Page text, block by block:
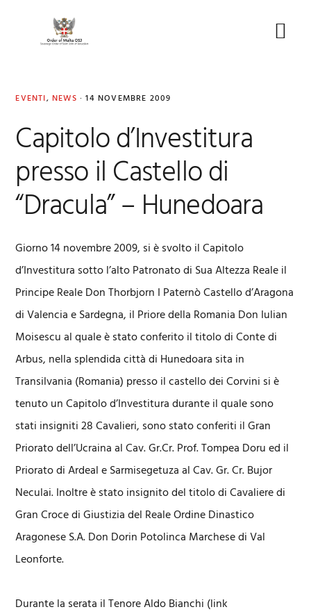
EVENTI, NEWS · 14 NOVEMBRE 2009
Capitolo d’Investitura
presso il Castello di
“Dracula” – Hunedoara
Giorno 14 novembre 2009, si è svolto il Capitolo
d’Investitura sotto l’alto Patronato di Sua Altezza Reale il
Principe Reale Don Thorbjorn I Paternò Castello d’Aragona
di Valencia e Sardegna, il Priore della Romania Don Iulian
Moisescu al quale è stato conferito il titolo di Conte di
Arbus, nella splendida città di Hunedoara sita in
Transilvania (Romania) presso il castello dei Corvini si è
tenuto un Capitolo d’Investitura durante il quale sono
stati insigniti 28 Cavalieri, sono stato conferiti il Gran
Priorato dell’Ucraina al Cav. Gr.Cr. Prof. Tompea Doru ed il
Priorato di Ardeal e Sarmisegetuza al Cav. Gr. Cr. Bujor
Neculai. Inoltre è stato insignito del titolo di Cavaliere di
Gran Croce di Giustizia del Reale Ordine Dinastico
Aragonese S.A. Don Dorin Potolinca Marchese di Val
Leonforte.
Durante la serata il Tenore Aldo Bianchi (link